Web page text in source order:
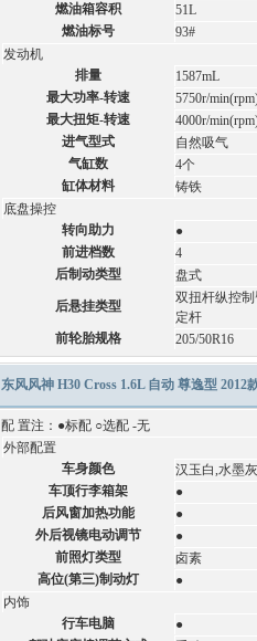
燃油箱容积
51L
燃油标号
93#
发动机
排量
1587mL
最大功率-转速
5750r/
最大扭矩-转速
4000r/
进气型式
自然吸气
气缸数
4个
缸体材料
铸铁
底盘操控
转向助力
●
前进档数
4
后制动类型
盘式
后悬挂类型
双扭杆纵控
定杆
前轮胎规格
205/50R16
东风风神 H30 Cross 1.6L 自动 尊逸型 2012
配 置注：●标配 ○选配 -无
外部配置
车身颜色
汉玉白,水墨
车顶行李箱架
●
后风窗加热功能
●
外后视镜电动调节
●
前照灯类型
卤素
高位(第三)制动灯
●
内饰
行车电脑
●